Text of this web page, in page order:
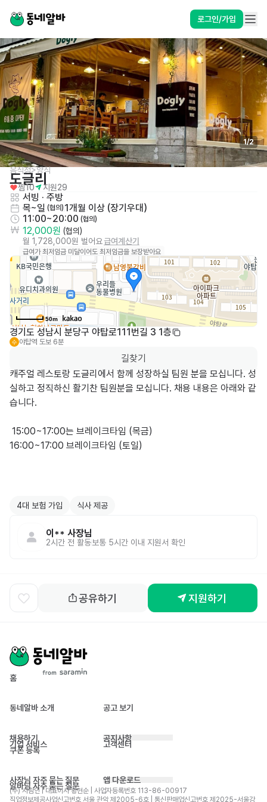
로그인/가입
1/2
음식점>양식
도글리
찜10 지원29
서빙 · 주방
목~일 (협의) 1개월 이상 (장기우대)
11:00~20:00 (협의)
12,000원 (협의)
월 1,728,000원 벌어요급여계산기
급여가 최저임금 미달이어도 최저임금을 보장받아요
50m
경기도 성남시 분당구 야탑로111번길 3 1층
수 야탑역 도보 6분
길찾기
캐주얼 레스토랑 도글리에서 함께 성장하실 팀원 분을 모십니다. 성
실하고 정직하신 활기찬 팀원분을 모십니다. 채용 내용은 아래와 같
습니다.
16:00~17:00 브레이크타임 (토일)
4대 보험 가입 식사 제공
이** 사장님
2시간 전 활동 보통 5시간 이내 지원서 확인
공유하기 지원하기
홈
동네알바 소개 공고 보기
채용하기
기업 서비스
쿠폰 등록
공지사항
고객센터
사장님 자주 묻는 질문
알바님 자주 묻는 질문
앱 다운로드
(주) 사람인 | 대표이사 황현순 | 사업자등록번호 113-86-00917
직업정보제공사업신고번호 서울 관악 제2005-6호 | 통신판매업신고번호 제2025-서울강